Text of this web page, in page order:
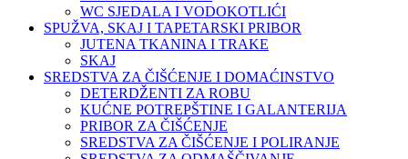
WC SJEDALA I VODOKOTLIĆI
SPUŽVA, SKAJ I TAPETARSKI PRIBOR
JUTENA TKANINA I TRAKE
SKAJ
SREDSTVA ZA ČIŠĆENJE I DOMAĆINSTVO
DETERDŽENTI ZA ROBU
KUĆNE POTREPŠTINE I GALANTERIJA
PRIBOR ZA ČIŠĆENJE
SREDSTVA ZA ČIŠĆENJE I POLIRANJE